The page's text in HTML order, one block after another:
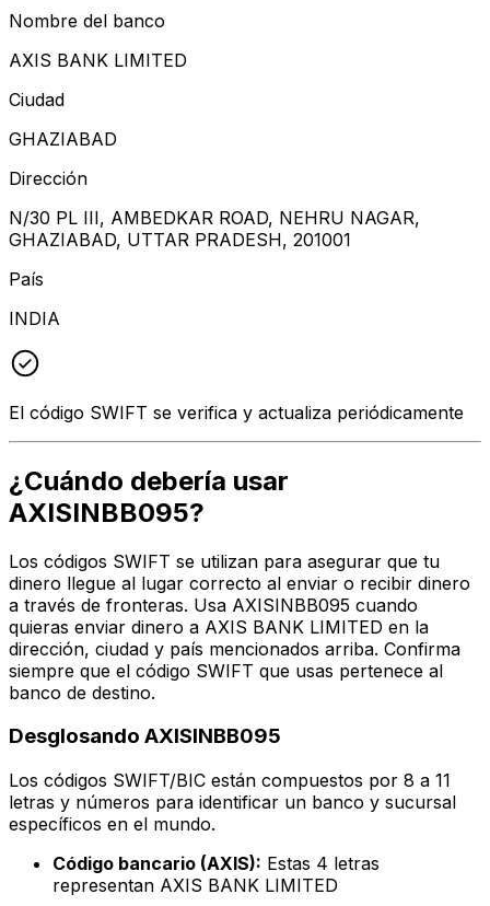
Nombre del banco
AXIS BANK LIMITED
Ciudad
GHAZIABAD
Dirección
N/30 PL III, AMBEDKAR ROAD, NEHRU NAGAR,
GHAZIABAD, UTTAR PRADESH, 201001
País
INDIA
El código SWIFT se verifica y actualiza periódicamente
¿Cuándo debería usar
AXISINBB095?
Los códigos SWIFT se utilizan para asegurar que tu
dinero llegue al lugar correcto al enviar o recibir dinero
a través de fronteras. Usa AXISINBB095 cuando
quieras enviar dinero a AXIS BANK LIMITED en la
dirección, ciudad y país mencionados arriba. Confirma
siempre que el código SWIFT que usas pertenece al
banco de destino.
Desglosando AXISINBB095
Los códigos SWIFT/BIC están compuestos por 8 a 11
letras y números para identificar un banco y sucursal
específicos en el mundo.
Código bancario (AXIS): Estas 4 letras
representan AXIS BANK LIMITED